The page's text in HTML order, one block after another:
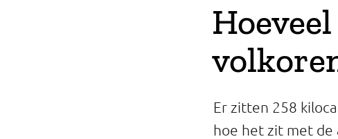
Afvallen
Zwanger en kind
Duurzaam eten
Er zitten 258
hoe het zit met de